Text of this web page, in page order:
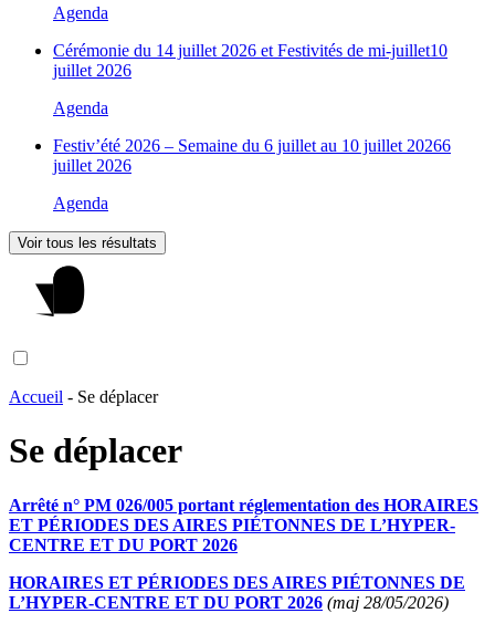
Agenda
Cérémonie du 14 juillet 2026 et Festivités de mi-juillet10
juillet 2026
Agenda
Festiv’été 2026 – Semaine du 6 juillet au 10 juillet 20266
juillet 2026
Agenda
Voir tous les résultats
Accueil - Se déplacer
Se déplacer
Arrêté n° PM 026/005 portant réglementation des HORAIRES
ET PÉRIODES DES AIRES PIÉTONNES DE L’HYPER-
CENTRE ET DU PORT 2026
HORAIRES ET PÉRIODES DES AIRES PIÉTONNES DE
L’HYPER-CENTRE ET DU PORT 2026 (maj 28/05/2026)